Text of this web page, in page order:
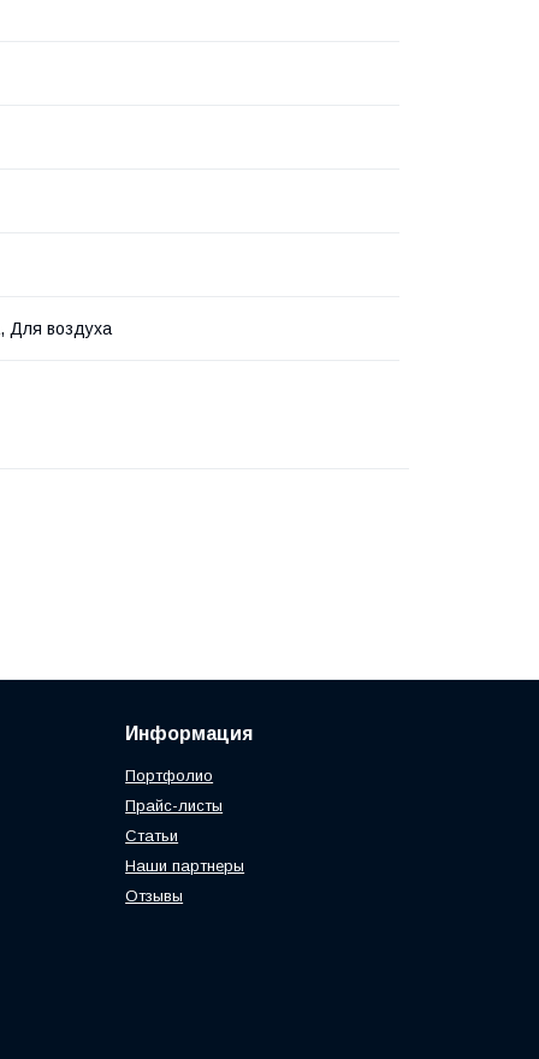
Для воздуха
Информация
Портфолио
Прайс-листы
Статьи
Наши партнеры
Отзывы